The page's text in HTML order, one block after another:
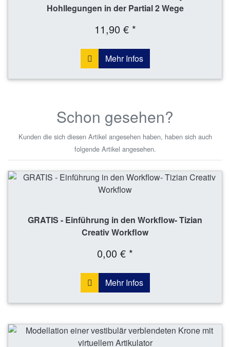
Hohllegungen in der Partial 2 Wege
11,90 € *
Mehr Infos
Schon gesehen?
Kunden die sich diesen Artikel angesehen haben, haben sich auch
folgende Artikel angesehen.
GRATIS - Einführung in den Workflow- Tizian
Creativ Workflow
0,00 € *
Mehr Infos